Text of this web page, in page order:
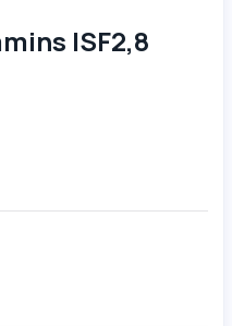
ISF2,8